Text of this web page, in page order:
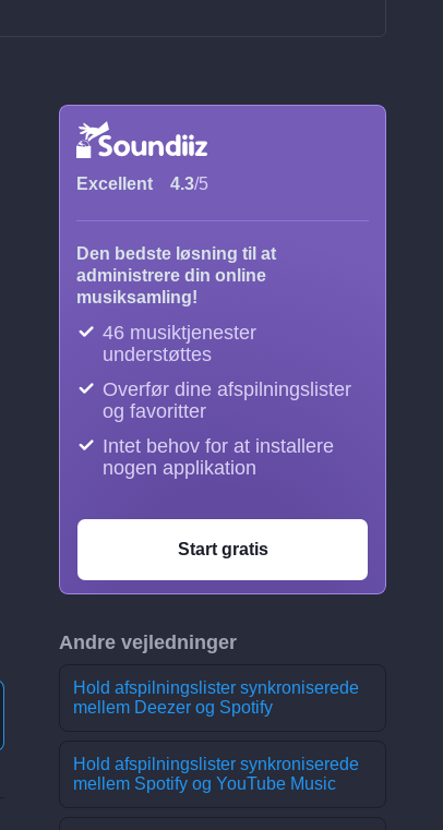
Excellent 4.3/5
Den bedste løsning til at
administrere din online
musiksamling!
46 musiktjenester
understøttes
Overfør dine afspilningslister
og favoritter
Intet behov for at installere
nogen applikation
Start gratis
Andre vejledninger
Hold afspilningslister synkroniserede
mellem Deezer og Spotify
Hold afspilningslister synkroniserede
mellem Spotify og YouTube Music